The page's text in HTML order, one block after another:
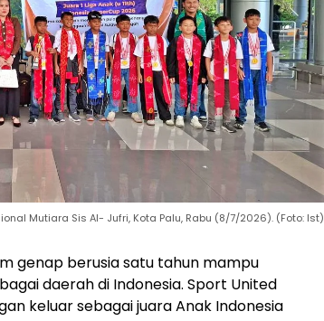
Mutiara Sis Al- Jufri, Kota Palu, Rabu (8/7/2026). (Foto: Ist)
genap berusia satu tahun mampu
daerah di Indonesia. Sport United
keluar sebagai juara Anak Indonesia